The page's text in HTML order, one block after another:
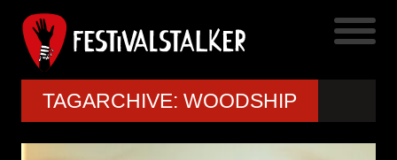
TAGARCHIVE: WOODSHIP